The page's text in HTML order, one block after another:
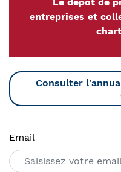
entreprises et
Consulter
Email